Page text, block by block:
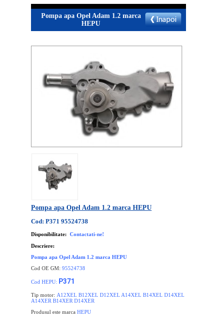
Pompa apa Opel Adam 1.2 marca
HEPU
Pompa apa Opel Adam 1.2 marca HEPU
Cod: P371 95524738
Disponibilitate: Contactati-ne!
Descriere:
Pompa apa Opel Adam 1.2 marca HEPU
Cod OE GM: 95524738
Cod HEPU: P371
Tip motor: A12XEL B12XEL D12XEL A14XEL B14XEL D14XEL
A14XER B14XER D14XER
Produsul este marca HEPU